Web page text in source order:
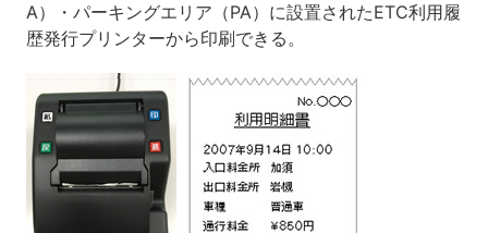
A）・パーキングエリア（PA）に設置されたETC利用履
歴発行プリンターから印刷できる。